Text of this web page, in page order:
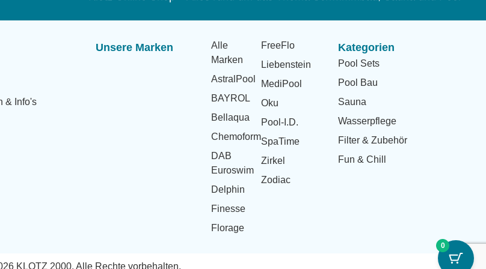
& Info's
Unsere Marken
Alle
Marken
AstralPool
BAYROL
Bellaqua
Chemoform
DAB
Euroswim
Delphin
Finesse
Florage
FreeFlo
Liebenstein
MediPool
Oku
Pool-I.D.
SpaTime
Zirkel
Zodiac
Kategorien
Pool Sets
Pool Bau
Sauna
Wasserpflege
Filter & Zubehör
Fun & Chill
KLOTZ 2000. Alle Rechte vorbehalten.
0